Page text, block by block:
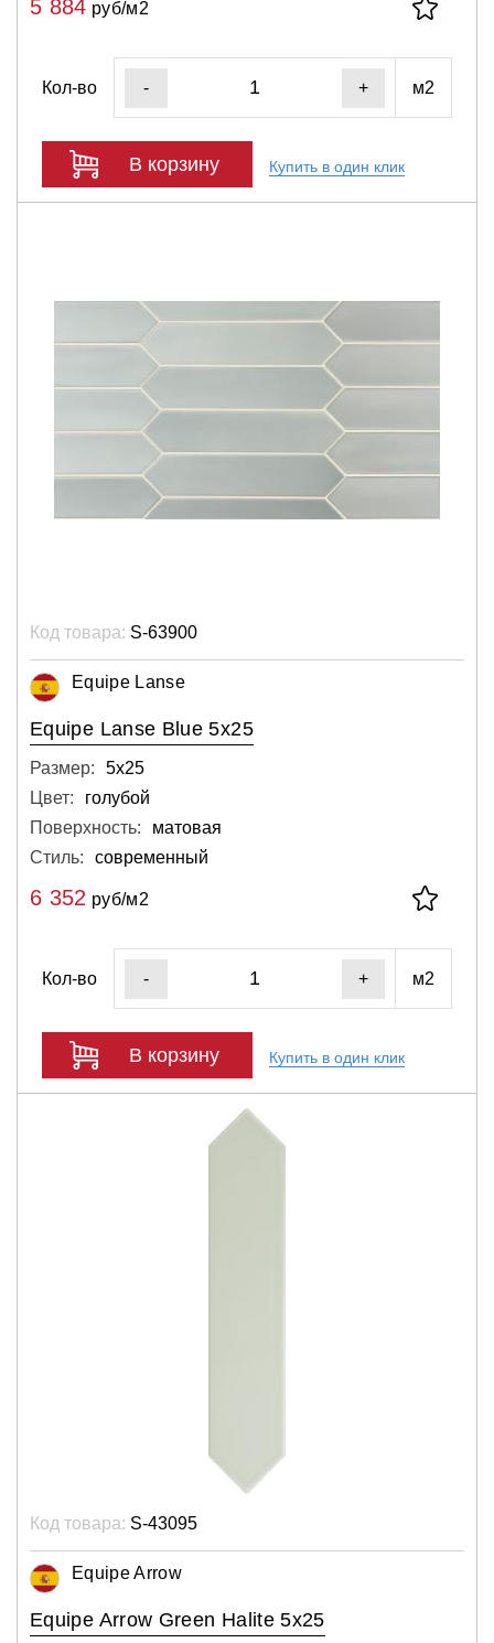
5 884 руб/м2
Кол-во - + м2
В корзину Купить в один клик
Код товара: S-63900
Equipe Lanse
Equipe Lanse Blue 5x25
Размер:
5х25
Цвет:
голубой
Поверхность:
матовая
Стиль:
современный
6 352 руб/м2
Кол-во - + м2
В корзину Купить в один клик
Код товара: S-43095
Equipe Arrow
Equipe Arrow Green Halite 5x25